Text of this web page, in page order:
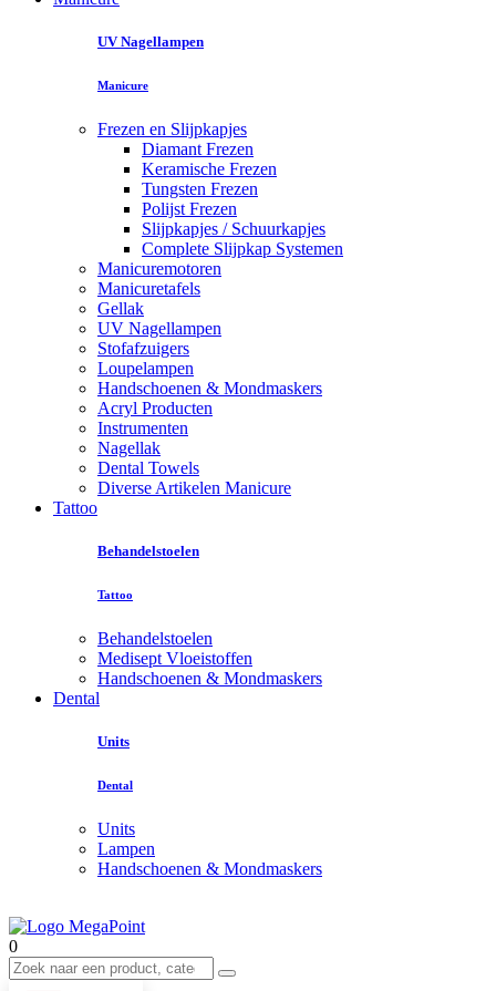
UV Nagellampen
Manicure
Frezen en Slijpkapjes
Diamant Frezen
Keramische Frezen
Tungsten Frezen
Polijst Frezen
Slijpkapjes / Schuurkapjes
Complete Slijpkap Systemen
Manicuremotoren
Manicuretafels
Gellak
UV Nagellampen
Stofafzuigers
Loupelampen
Handschoenen & Mondmaskers
Acryl Producten
Instrumenten
Nagellak
Dental Towels
Diverse Artikelen Manicure
Tattoo
Behandelstoelen
Tattoo
Behandelstoelen
Medisept Vloeistoffen
Handschoenen & Mondmaskers
Dental
Units
Dental
Units
Lampen
Handschoenen & Mondmaskers
0